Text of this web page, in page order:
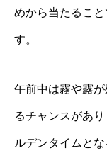
めから当たるこ
す。
午前中は霧や露
るチャンスがあ
ルデンタイムと